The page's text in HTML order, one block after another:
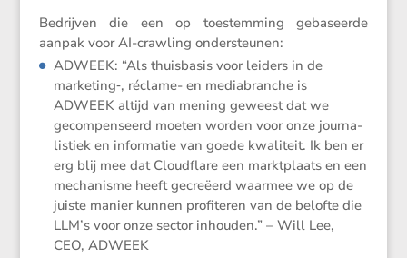
Bedrijven die een op toestem­ming gebaseerde
aanpak voor AI-crawling ondersteunen:
ADWEEK: “Als thuis­basis voor leiders in de
marketing‑, réclame- en media­branche is
ADWEEK altijd van mening geweest dat we
gecom­pen­seerd moeten worden voor onze journa­
lis­tiek en infor­matie van goede kwali­teit. Ik ben er
erg blij mee dat Cloud­flare een markt­plaats en een
mecha­nisme heeft gecre­ëerd waarmee we op de
juiste manier kunnen profi­teren van de belofte die
LLM’s voor onze sector inhouden.” – Will Lee,
CEO, ADWEEK